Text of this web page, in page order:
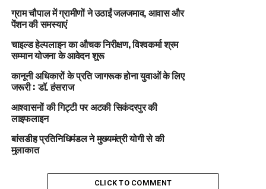
ग्राम चौपाल में ग्रामीणों ने उठाईं जलजमाव, आवास और
पेंशन की समस्याएं
चाइल्ड हेल्पलाइन का औचक निरीक्षण, विश्वकर्मा श्रम
सम्मान योजना के आवेदन शुरू
कानूनी अधिकारों के प्रति जागरूक होना युवाओं के लिए
जरूरी : डॉ. हंसराज
आश्वासनों की गिट्टी पर अटकी सिकंदरपुर की
लाइफलाइन
बांसडीह प्रतिनिधिमंडल ने मुख्यमंत्री योगी से की
मुलाकात
CLICK TO COMMENT